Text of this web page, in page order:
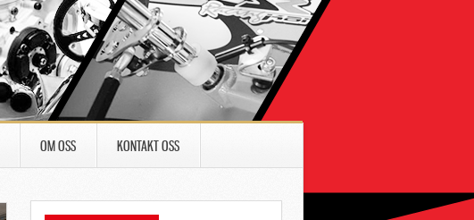
OM OSS KONTAKT OSS